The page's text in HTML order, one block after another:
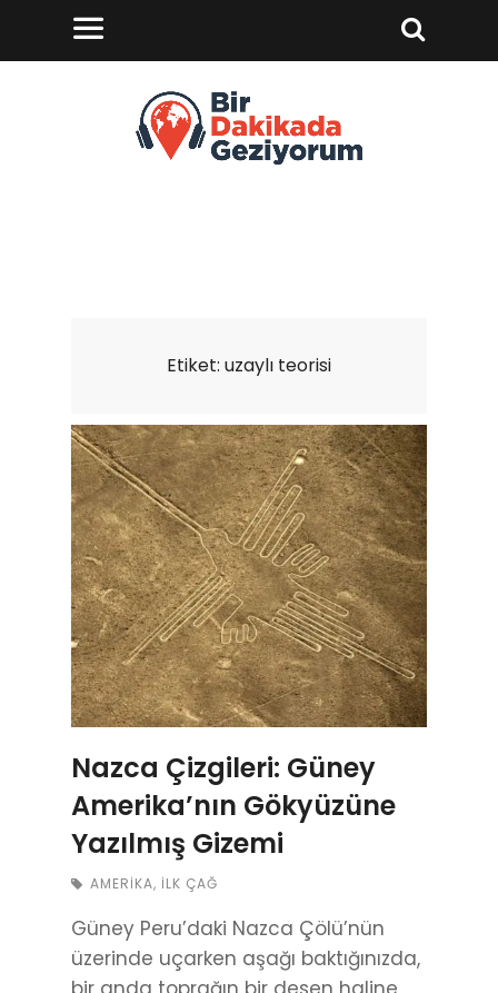
Etiket: uzaylı teorisi
Nazca Çizgileri: Güney
Amerika’nın Gökyüzüne
Yazılmış Gizemi
AMERIKA, İLK ÇAĞ
Güney Peru’daki Nazca Çölü’nün
üzerinde uçarken aşağı baktığınızda,